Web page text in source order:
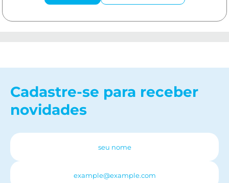
Cadastre-se para receber
novidades